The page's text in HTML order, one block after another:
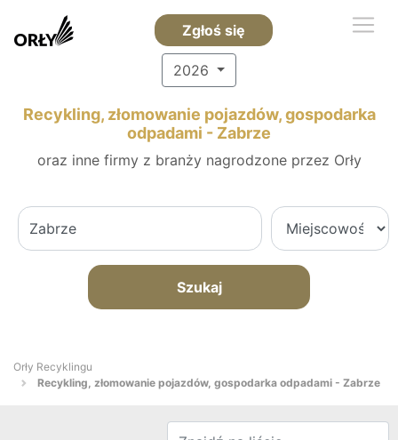
Zgłoś się
2026
Recykling, złomowanie pojazdów, gospodarka
odpadami - Zabrze
oraz inne firmy z branży nagrodzone przez Orły
Szukaj
Orły Recyklingu
Recykling, złomowanie pojazdów, gospodarka odpadami - Zabrze